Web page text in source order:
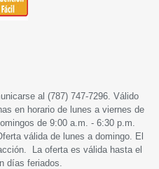
al (787) 747-7296. Válido
en horario de lunes a viernes de
de 9:00 a.m. - 6:30 p.m.
válida de lunes a domingo. El
La oferta es válida hasta el
días feriados.